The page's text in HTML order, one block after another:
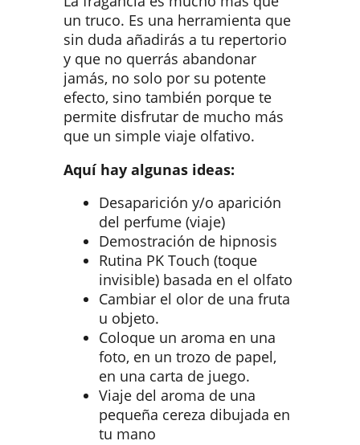
un truco. Es una herramienta que
sin duda añadirás a tu repertorio
y que no querrás abandonar
jamás, no solo por su potente
efecto, sino también porque te
permite disfrutar de mucho más
que un simple viaje olfativo.
Aquí hay algunas ideas:
Desaparición y/o aparición
del perfume (viaje)
Demostración de hipnosis
Rutina PK Touch (toque
invisible) basada en el olfato
Cambiar el olor de una fruta
u objeto.
Coloque un aroma en una
foto, en un trozo de papel,
en una carta de juego.
Viaje del aroma de una
pequeña cereza dibujada en
tu mano